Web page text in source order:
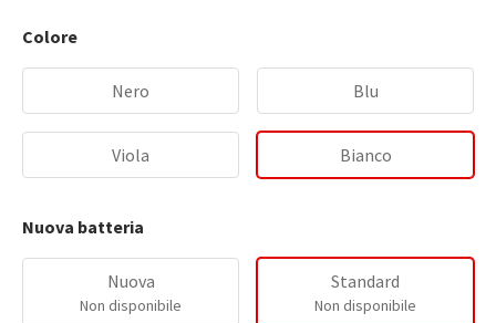
Colore
Nero Blu
Viola Bianco
Nuova batteria
Nuova
Non disponibile
Standard
Non disponibile